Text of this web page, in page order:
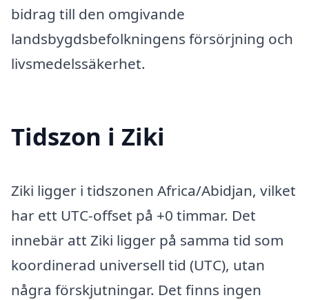
bidrag till den omgivande
landsbygdsbefolkningens försörjning och
livsmedelssäkerhet.
Tidszon i Ziki
Ziki ligger i tidszonen Africa/Abidjan, vilket
har ett UTC-offset på +0 timmar. Det
innebär att Ziki ligger på samma tid som
koordinerad universell tid (UTC), utan
några förskjutningar. Det finns ingen